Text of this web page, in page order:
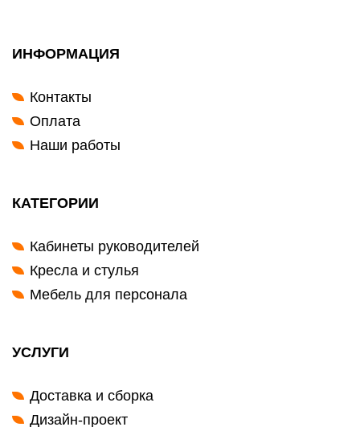
ИНФОРМАЦИЯ
Контакты
Оплата
Наши работы
КАТЕГОРИИ
Кабинеты руководителей
Кресла и стулья
Мебель для персонала
УСЛУГИ
Доставка и сборка
Дизайн-проект